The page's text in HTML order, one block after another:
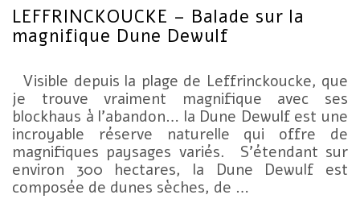
LEFFRINCKOUCKE – Balade sur la
magnifique Dune Dewulf
Visible depuis la plage de Leffrinckoucke, que
je trouve vraiment magnifique avec ses
blockhaus à l’abandon… la Dune Dewulf est une
incroyable réserve naturelle qui offre de
magnifiques paysages variés. S’étendant sur
environ 300 hectares, la Dune Dewulf est
composée de dunes sèches, de …